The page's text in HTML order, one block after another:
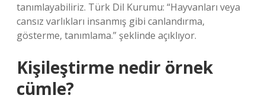
tanımlayabiliriz. Türk Dil Kurumu: “Hayvanları veya
cansız varlıkları insanmış gibi canlandırma,
gösterme, tanımlama.” şeklinde açıklıyor.
Kişileştirme nedir örnek
cümle?